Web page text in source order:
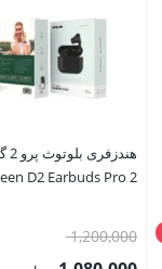
D2 Earbuds Pro 2
1,200,000قیمت